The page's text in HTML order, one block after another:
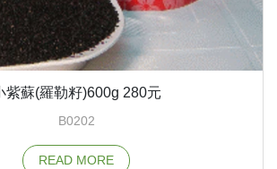
紫蘇(羅勒籽)600g 280元
B0202
READ MORE